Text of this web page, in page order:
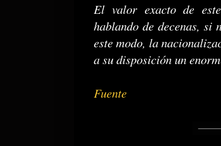
El valor exacto de
hablando de decenas, si
este modo, la
a su disposición un
Fuente